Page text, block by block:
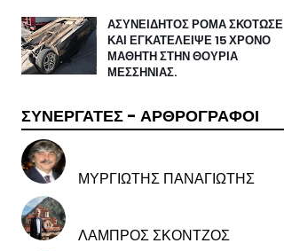
ΑΣΥΝΕΙΔΗΤΟΣ ΡΟΜΑ ΣΚΟΤΩΣΕ
ΚΑΙ ΕΓΚΑΤΕΛΕΙΨΕ 15 ΧΡΟΝΟ
ΜΑΘΗΤΗ ΣΤΗΝ ΘΟΥΡΙΑ
ΜΕΣΣΗΝΙΑΣ.
ΣΥΝΕΡΓΑΤΕΣ - ΑΡΘΡΟΓΡΑΦΟΙ
ΜΥΡΓΙΩΤΗΣ ΠΑΝΑΓΙΩΤΗΣ
ΛΑΜΠΡΟΣ ΣΚΟΝΤΖΟΣ